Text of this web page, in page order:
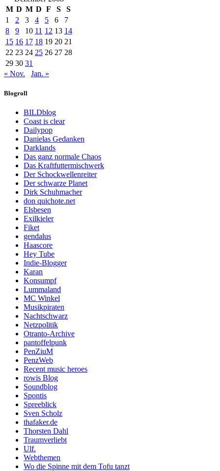
M D M D F S
S
1
2 3 4 5 6
7
8
9 10 11 12 13 14
15 16 17 18 19 20 21
22 23 24 25 26 27 28
29 30 31
« Nov.
Jan. »
Blogroll
BILDblog
Coast is clear
Dailypop
Danielas Gedanken
Darklands
Das ganz normale Chaos
Das Kraftfuttermischwerk
Der Schockwellenreiter
Der schwarze Planet
Dirk Schuhmacher
don quichote.net
Elsbesen
Exilkieler
Fiket
gendalus
Haascore
Hey Tube
Indie-Blogger
Karan
Konsumpf
Lummaland
MC Winkel
Musikpiraten
Nachtschwarz
Netzpolitik
Otranto-Archive
pantoffelpunk
PenZiuM
PenzWeb
Recent music heroes
rowis Blog
Soundblog
Spontis
Spreeblick
Sven Scholz
thafaker.de
Thorsten Dahl
Traumverliebt
Ulf.
Webthemen
Wo die Spinne mit dem Tofu tanzt